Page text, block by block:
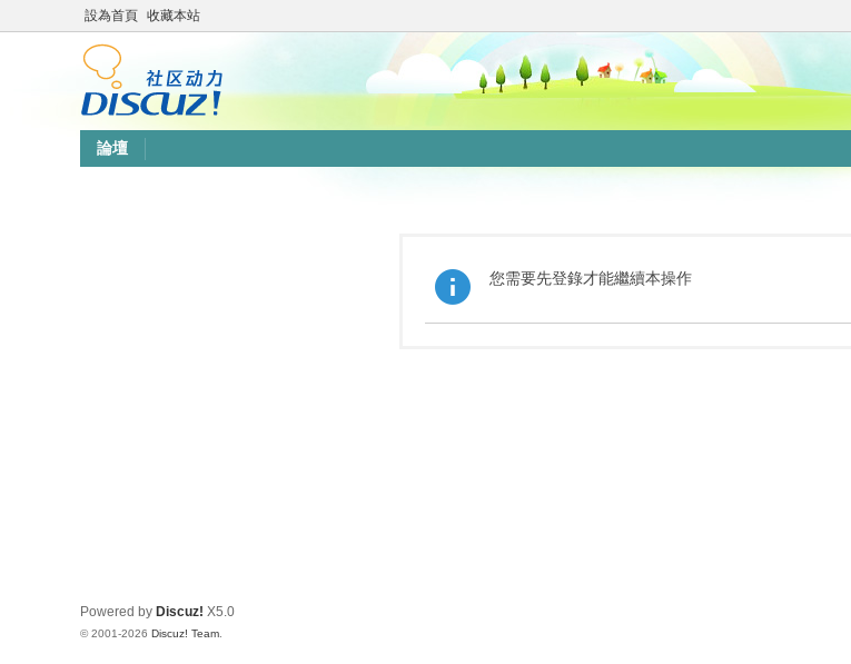
設為首頁 收藏本站
論壇
您需要先登錄才能繼續本操作
Powered by Discuz! X5.0
© 2001-2026 Discuz! Team